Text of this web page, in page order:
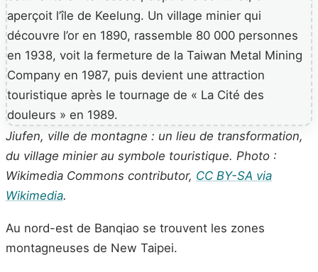
Jiufen, ville de montagne : un lieu de transformation,
du village minier au symbole touristique. Photo :
Wikimedia Commons contributor, CC BY-SA via
Wikimedia.
Au nord-est de Banqiao se trouvent les zones
montagneuses de New Taipei.